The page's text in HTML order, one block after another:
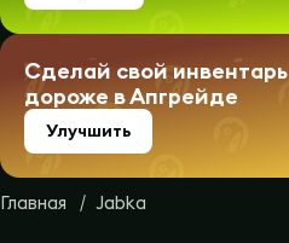
Сделай свой инвентарь
дороже в Апгрейде
Улучшить
Главная Jabka